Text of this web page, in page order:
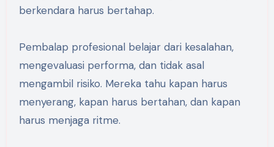
berkendara harus bertahap.
Pembalap profesional belajar dari kesalahan,
mengevaluasi performa, dan tidak asal
mengambil risiko. Mereka tahu kapan harus
menyerang, kapan harus bertahan, dan kapan
harus menjaga ritme.